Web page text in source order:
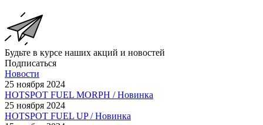
Будьте в курсе наших акций и новостей
Подписаться
Новости
25 ноября 2024
HOTSPOT FUEL MORPH / Новинка
25 ноября 2024
HOTSPOT FUEL UP / Новинка